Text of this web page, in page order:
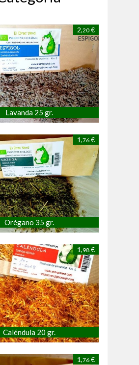
2,20 €
Lavanda 25 gr.
1,76 €
Orégano 35 gr.
1,98 €
Caléndula 20 gr.
1,76 €